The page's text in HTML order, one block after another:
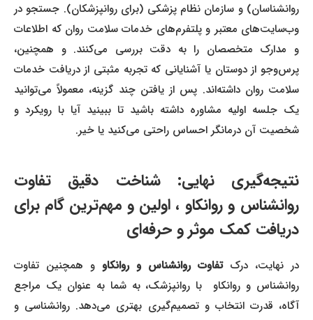
روانشناسان) و سازمان نظام پزشکی (برای روانپزشکان). جستجو در
وب‌سایت‌های معتبر و پلتفرم‌های خدمات سلامت روان که اطلاعات
و مدارک متخصصان را به دقت بررسی می‌کنند. و همچنین،
پرس‌وجو از دوستان یا آشنایانی که تجربه مثبتی از دریافت خدمات
سلامت روان داشته‌اند. پس از یافتن چند گزینه، معمولاً می‌توانید
یک جلسه اولیه مشاوره داشته باشید تا ببینید آیا با رویکرد و
شخصیت آن درمانگر احساس راحتی می‌کنید یا خیر.
نتیجه‌گیری نهایی: شناخت دقیق تفاوت
روانشناس و روانکاو ، اولین و مهم‌ترین گام برای
دریافت کمک موثر و حرفه‌ای
در نهایت، درکتفاوت روانشناس و روانکاوو همچنین تفاوت
روانشناس و روانکاو با روانپزشک، به شما به عنوان یک مراجع
آگاه، قدرت انتخاب و تصمیم‌گیری بهتری می‌دهد. روانشناسی و